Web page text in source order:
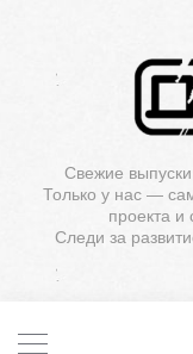
Свежие
Только у нас —
проекта
Следи за